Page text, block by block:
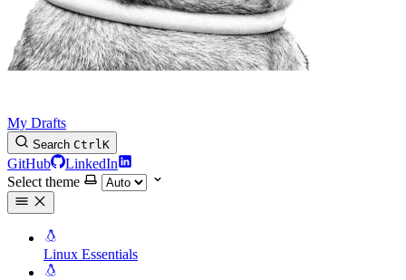
My Drafts
Search CtrlK
GitHub
LinkedIn
Select theme
Linux Essentials